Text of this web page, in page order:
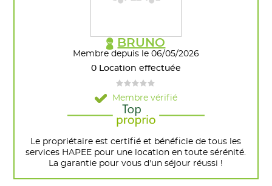
BRUNO
Membre depuis le 06/05/2026
0 Location effectuée
Membre vérifié
Le propriétaire est certifié et bénéficie de tous les
services HAPEE pour une location en toute sérénité.
La garantie pour vous d'un séjour réussi !